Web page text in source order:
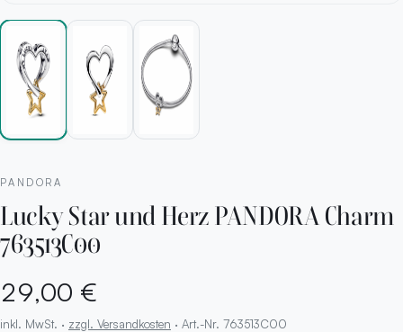
PANDORA
Lucky Star und Herz PANDORA Charm
763513C00
29,00 €
inkl. MwSt. · zzgl. Versandkosten · Art.-Nr. 763513C00